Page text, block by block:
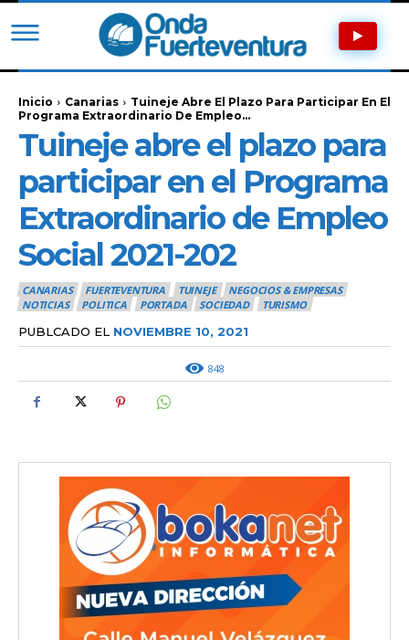
Inicio Canarias
Tuineje Abre El Plazo Para Participar En El
Programa Extraordinario De Empleo...
Tuineje abre el plazo para
participar en el Programa
Extraordinario de Empleo
Social 2021-202
CANARIAS FUERTEVENTURA TUINEJE
NEGOCIOS & EMPRESAS
NOTICIAS
POLITICA PORTADA SOCIEDAD TURISMO
PUBLCADO EL NOVIEMBRE 10, 2021
848